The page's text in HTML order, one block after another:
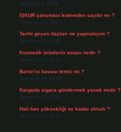
Ağustos 3, 2026
İŞKUR çalışması kıdemden sayılır mı ?
Temmuz 30, 2026
Tarihi geçen ilaçları ne yapmalıyım ?
Temmuz 28, 2026
Kozmetik ürünlerin amacı nedir ?
Temmuz 26, 2026
Bartın’ın havası temiz mi ?
Temmuz 25, 2026
Kargoda sigara göndermek yasak mıdır ?
Temmuz 24, 2026
Halı hav yüksekliği ne kadar olmalı ?
Temmuz 22, 2026